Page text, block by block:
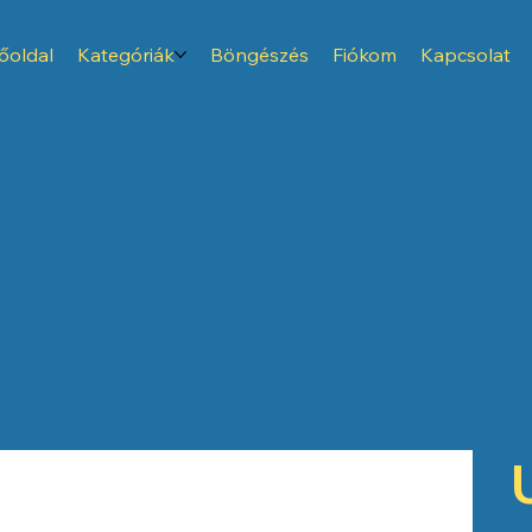
Kategóriák Böngészés Fiókom Kapcsolat